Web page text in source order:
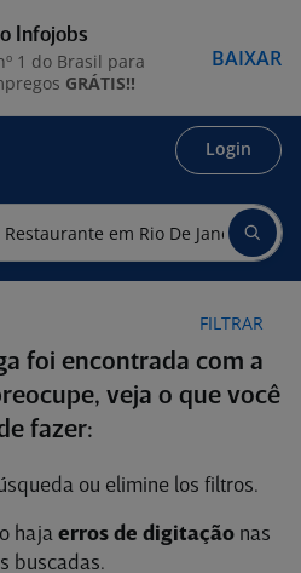
Login
FILTRAR
foi encontrada com a
veja o que você
fazer:
ou elimine los filtros.
haja erros de digitação nas
buscadas.
Infojobs
1 do Brasil para
GRÁTIS!!
BAIXAR